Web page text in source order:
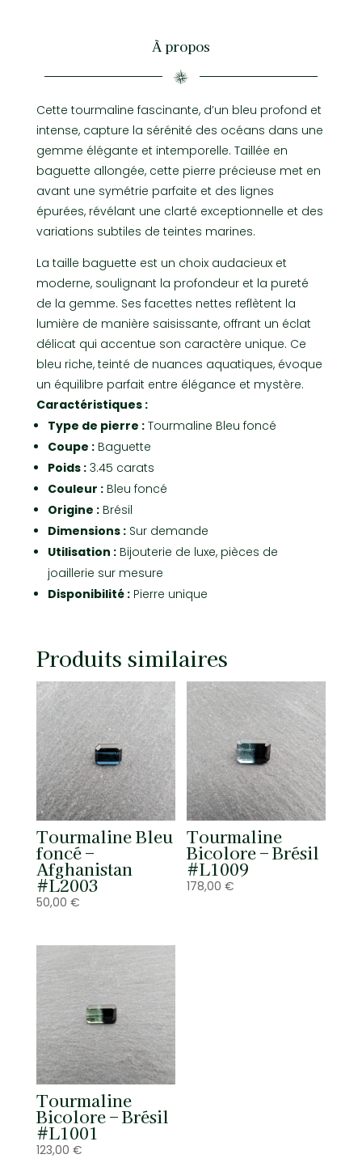
À propos
Cette tourmaline fascinante, d’un bleu profond et
intense, capture la sérénité des océans dans une
gemme élégante et intemporelle. Taillée en
baguette allongée, cette pierre précieuse met en
avant une symétrie parfaite et des lignes
épurées, révélant une clarté exceptionnelle et des
variations subtiles de teintes marines.
La taille baguette est un choix audacieux et
moderne, soulignant la profondeur et la pureté
de la gemme. Ses facettes nettes reflètent la
lumière de manière saisissante, offrant un éclat
délicat qui accentue son caractère unique. Ce
bleu riche, teinté de nuances aquatiques, évoque
un équilibre parfait entre élégance et mystère.
Caractéristiques :
Type de pierre :Tourmaline Bleu foncé
Coupe :Baguette
Poids :3.45 carats
Couleur :Bleu foncé
Origine :Brésil
Dimensions :Sur demande
Utilisation :Bijouterie de luxe, pièces de
joaillerie sur mesure
Disponibilité :Pierre unique
Produits similaires
Tourmaline Bleu
foncé –
Afghanistan
#L2003
50,00 €
Tourmaline
Bicolore – Brésil
#L1009
178,00€
Tourmaline
Bicolore – Brésil
#L1001
123,00 €